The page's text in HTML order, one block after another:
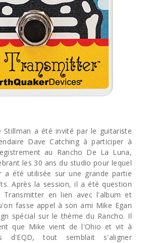
Stillman a été invité par le guitariste
Dave Catching à participer à
au Rancho De La Luna,
les 30 ans du studio pour lequel
a été utilisée sur une grande partie
Après la session, il a été question
en lien avec l'album et
fasse appel à son ami Mike Egan
spécial sur le thème du Rancho. Il
que Mike vient de l'Ohio et vit à
d'EQD, tout semblait s'aligner